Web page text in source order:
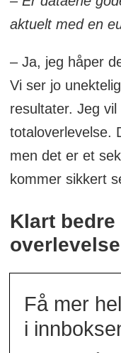
aktuelt med en
– Ja, jeg håper
Vi ser jo
resultater. Jeg
totaloverlevelse.
men det er et
kommer sikkert
Klart
overlevelse
Få mer
i